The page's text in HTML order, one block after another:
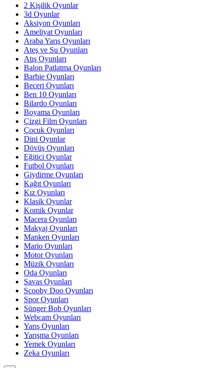
2 Kişilik Oyunlar
3d Oyunlar
Aksiyon Oyunları
Ameliyat Oyunları
Araba Yarış Oyunları
Ateş ve Su Oyunları
Atış Oyunları
Balon Patlatma Oyunları
Barbie Oyunları
Beceri Oyunları
Ben 10 Oyunları
Bilardo Oyunları
Boyama Oyunları
Çizgi Film Oyunları
Çocuk Oyunları
Dini Oyunlar
Dövüş Oyunları
Eğitici Oyunlar
Futbol Oyunları
Giydirme Oyunları
Kağıt Oyunları
Kız Oyunları
Klasik Oyunlar
Komik Oyunlar
Macera Oyunları
Makyaj Oyunları
Manken Oyunları
Mario Oyunları
Motor Oyunları
Müzik Oyunları
Oda Oyunları
Savas Oyunları
Scooby Doo Oyunları
Spor Oyunları
Sünger Bob Oyunları
Webcam Oyunları
Yarış Oyunları
Yarışma Oyunları
Yemek Oyunları
Zeka Oyunları